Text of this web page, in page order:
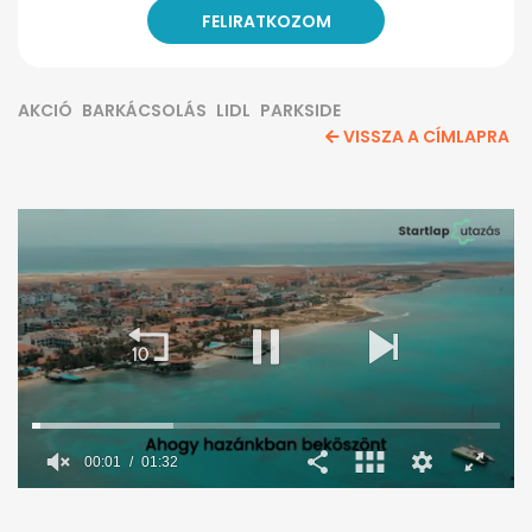
AKCIÓ BARKÁCSOLÁS LIDL PARKSIDE
VISSZA A CÍMLAPRA